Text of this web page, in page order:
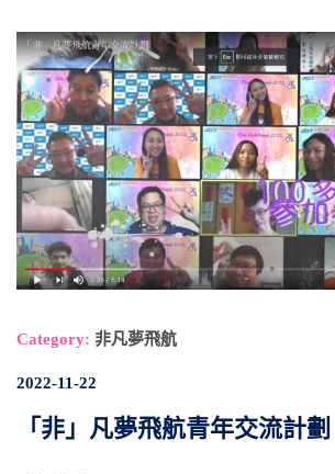
Category: 非凡夢飛航
2022-11-22
「非」凡夢飛航青年交流計劃